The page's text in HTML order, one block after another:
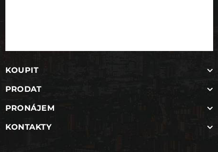
KOUPIT
PRODAT
PRONÁJEM
KONTAKTY